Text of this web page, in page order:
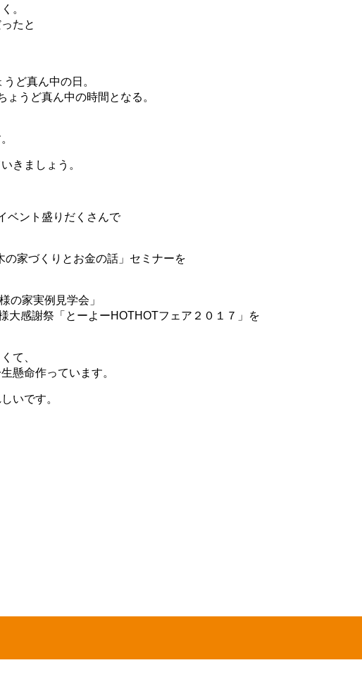
。
たと
ど真ん中の日。
うど真ん中の時間となる。
きましょう。
ベント盛りだくさんで
家づくりとお金の話」セミナーを
の家実例見学会」
大感謝祭「とーよーHOTHOTフェア２０１７」を
て、
懸命作っています。
いです。